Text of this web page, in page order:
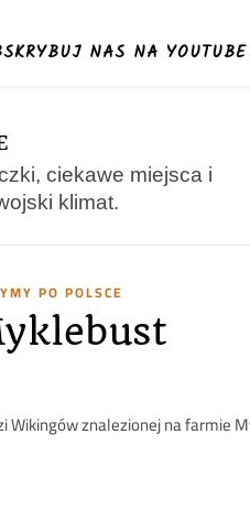
NAS NA YOUTUBE
ciekawe miejsca i
klimat.
PO POLSCE
Wikingów znalezionej na farmie